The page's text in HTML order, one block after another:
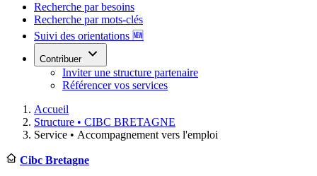
Recherche par besoins
Recherche par mots-clés
Suivi des orientations 🆕
Contribuer
Inviter une structure partenaire
Référencer vos services
Accueil
Structure • CIBC BRETAGNE
Service • Accompagnement vers l'emploi
Cibc Bretagne